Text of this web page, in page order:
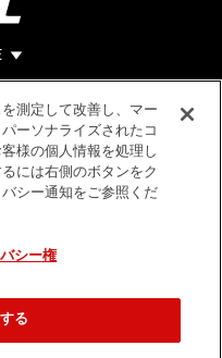
法的事項
利用規約
個人情報保
測定して改善し、マー
ーソナライズされたコ
様の個人情報を処理し
には右側のボタンをク
シー通知をご参照くだ
シー権
る